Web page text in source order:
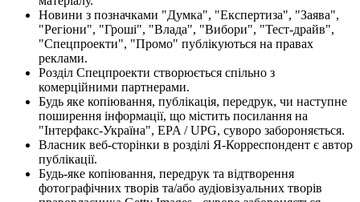
Новини з позначками "Думка", "Експертиза", "Заява",
"Регіони", "Гроші", "Влада", "Вибори", "Тест-драйв",
"Спецпроекти", "Промо" публікуються на правах
реклами.
Розділ Спецпроекти створюється спільно з
комерційними партнерами.
Будь яке копіювання, публікація, передрук, чи наступне
поширення інформації, що містить посилання на
"Інтерфакс-Україна", EPA / UPG, суворо забороняється.
Власник веб-сторінки в розділі Я-Корреспондент є автор
публікації.
Будь-яке копіювання, передрук та відтворення
фотографічних творів та/або аудіовізуальних творів